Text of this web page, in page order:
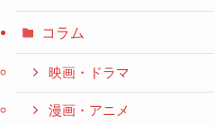
コラム
映画・ドラマ
漫画・アニメ